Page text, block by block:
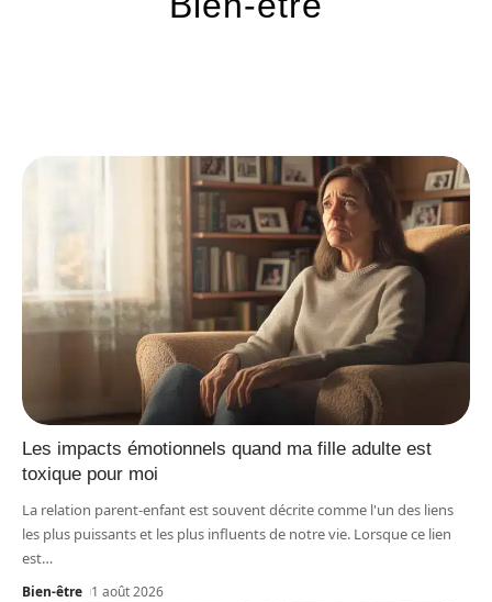
Les impacts émotionnels quand ma fille adulte est
toxique pour moi
La relation parent-enfant est souvent décrite comme l'un des liens
les plus puissants et les plus influents de notre vie. Lorsque ce lien
est…
Bien-être 1 août 2026